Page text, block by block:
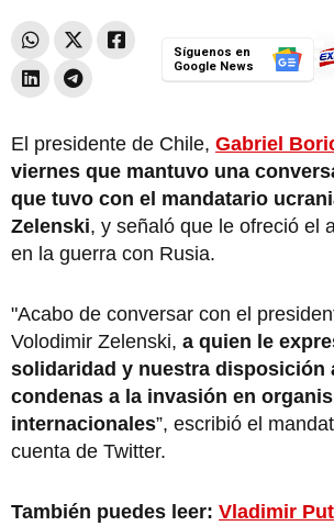
Síguenos en
Google News
El presidente de Chile, Gabriel
viernes que mantuvo una
que tuvo con el mandatario
Zelenski, y señaló que le ofreció el
en la guerra con Rusia.
"Acabo de conversar con el
Volodimir Zelenski, a quien le
solidaridad y nuestra disposición
condenas a la invasión en
internacionales”, escribió el
cuenta de Twitter.
También puedes leer: Vladimir